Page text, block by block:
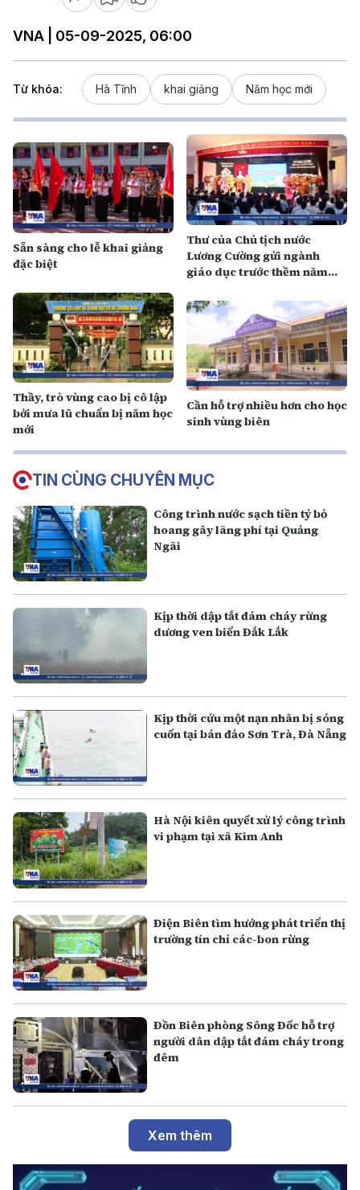
VNA | 05-09-2025, 06:00
Từ khóa: Hà Tĩnh khai giảng Năm học mới
Sẵn sàng cho lễ khai giảng
đặc biệt
Thư của Chủ tịch nước
Lương Cường gửi ngành
giáo dục trước thềm năm
Thầy, trò vùng cao bị cô lập
bởi mưa lũ chuẩn bị năm học
mới
Cần hỗ trợ nhiều hơn cho học
sinh vùng biên
TIN CÙNG CHUYÊN MỤC
Công trình nước sạch tiền tỷ bỏ
hoang gây lãng phí tại Quảng
Ngãi
Kịp thời dập tắt đám cháy rừng
dương ven biển Đắk Lắk
Kịp thời cứu một nạn nhân bị sóng
cuốn tại bán đảo Sơn Trà, Đà Nẵng
Hà Nội kiên quyết xử lý công trình
vi phạm tại xã Kim Anh
Điện Biên tìm hướng phát triển thị
trường tín chỉ các-bon rừng
Đồn Biên phòng Sông Đốc hỗ trợ
người dân dập tắt đám cháy trong
đêm
Xem thêm